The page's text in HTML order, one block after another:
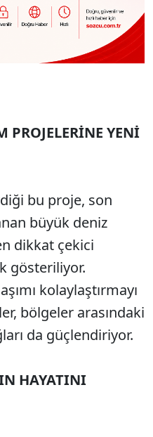
PROJELERİNE YENİ
bu proje, son
büyük deniz
dikkat çekici
gösteriliyor.
kolaylaştırmayı
bölgeler arasındaki
da güçlendiriyor.
HAYATINI